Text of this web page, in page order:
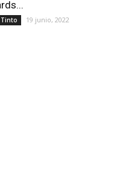
19 junio, 2022